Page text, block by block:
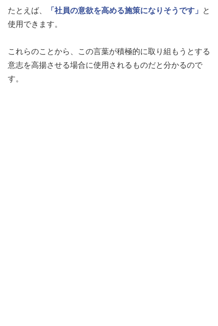
たとえば、 「社員の意欲を高める施策になりそうです」
と
使用できます。
これらのことから、この言葉が積極的に取り組もうとする
意志を高揚させる場合に使用されるものだと分かるので
す。